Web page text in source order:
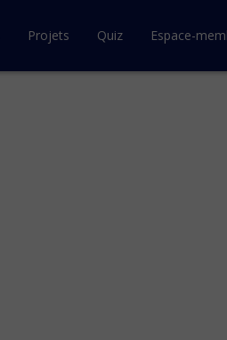
Projets Quiz Espace-